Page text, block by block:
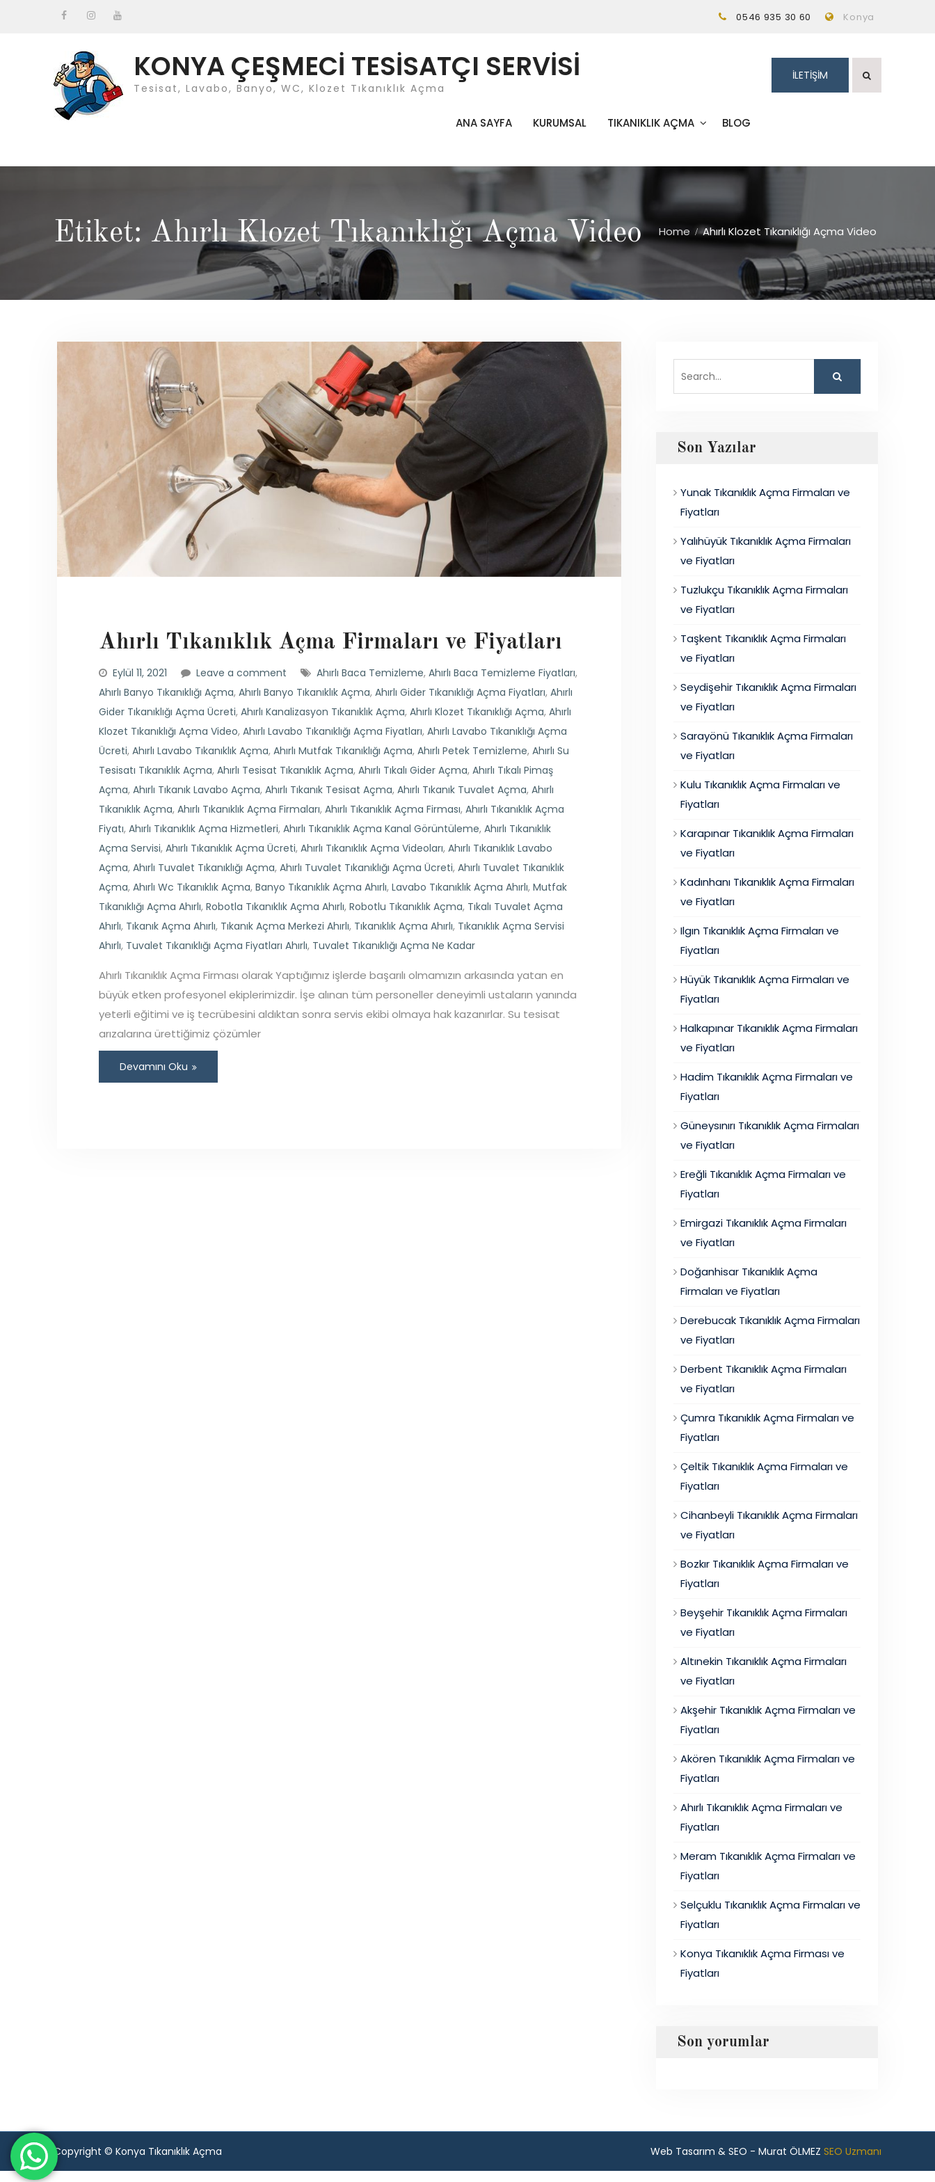
0546 935 30 60 Konya
KONYA ÇEŞMECİ TESİSATÇI SERVİSİ
Tesisat, Lavabo, Banyo, WC, Klozet Tıkanıklık Açma
İLETİŞİM
ANA SAYFA KURUMSAL TIKANIKLIK AÇMA BLOG
Etiket: Ahırlı Klozet Tıkanıklığı Açma Video Home Ahırlı Klozet Tıkanıklığı Açma Video
Ahırlı Tıkanıklık Açma Firmaları ve Fiyatları
Eylül 11, 2021 Leave a comment Ahırlı Baca Temizleme, Ahırlı Baca Temizleme Fiyatları,
Ahırlı Banyo Tıkanıklığı Açma, Ahırlı Banyo Tıkanıklık Açma, Ahırlı Gider Tıkanıklığı Açma Fiyatları, Ahırlı
Gider Tıkanıklığı Açma Ücreti, Ahırlı Kanalizasyon Tıkanıklık Açma, Ahırlı Klozet Tıkanıklığı Açma, Ahırlı
Klozet Tıkanıklığı Açma Video, Ahırlı Lavabo Tıkanıklığı Açma Fiyatları, Ahırlı Lavabo Tıkanıklığı Açma
Ücreti, Ahırlı Lavabo Tıkanıklık Açma, Ahırlı Mutfak Tıkanıklığı Açma, Ahırlı Petek Temizleme, Ahırlı Su
Tesisatı Tıkanıklık Açma, Ahırlı Tesisat Tıkanıklık Açma, Ahırlı Tıkalı Gider Açma, Ahırlı Tıkalı Pimaş
Açma, Ahırlı Tıkanık Lavabo Açma, Ahırlı Tıkanık Tesisat Açma, Ahırlı Tıkanık Tuvalet Açma, Ahırlı
Tıkanıklık Açma, Ahırlı Tıkanıklık Açma Firmaları, Ahırlı Tıkanıklık Açma Firması, Ahırlı Tıkanıklık Açma
Fiyatı, Ahırlı Tıkanıklık Açma Hizmetleri, Ahırlı Tıkanıklık Açma Kanal Görüntüleme, Ahırlı Tıkanıklık
Açma Servisi, Ahırlı Tıkanıklık Açma Ücreti, Ahırlı Tıkanıklık Açma Videoları, Ahırlı Tıkanıklık Lavabo
Açma, Ahırlı Tuvalet Tıkanıklığı Açma, Ahırlı Tuvalet Tıkanıklığı Açma Ücreti, Ahırlı Tuvalet Tıkanıklık
Açma, Ahırlı Wc Tıkanıklık Açma, Banyo Tıkanıklık Açma Ahırlı, Lavabo Tıkanıklık Açma Ahırlı, Mutfak
Tıkanıklığı Açma Ahırlı, Robotla Tıkanıklık Açma Ahırlı, Robotlu Tıkanıklık Açma, Tıkalı Tuvalet Açma
Ahırlı, Tıkanık Açma Ahırlı, Tıkanık Açma Merkezi Ahırlı, Tıkanıklık Açma Ahırlı, Tıkanıklık Açma Servisi
Ahırlı, Tuvalet Tıkanıklığı Açma Fiyatları Ahırlı, Tuvalet Tıkanıklığı Açma Ne Kadar
Ahırlı Tıkanıklık Açma Firması olarak Yaptığımız işlerde başarılı olmamızın arkasında yatan en
büyük etken profesyonel ekiplerimizdir. İşe alınan tüm personeller deneyimli ustaların yanında
yeterli eğitimi ve iş tecrübesini aldıktan sonra servis ekibi olmaya hak kazanırlar. Su tesisat
arızalarına ürettiğimiz çözümler
Devamını Oku
Son Yazılar
Yunak Tıkanıklık Açma Firmaları ve
Fiyatları
Yalıhüyük Tıkanıklık Açma Firmaları
ve Fiyatları
Tuzlukçu Tıkanıklık Açma Firmaları
ve Fiyatları
Taşkent Tıkanıklık Açma Firmaları
ve Fiyatları
Seydişehir Tıkanıklık Açma Firmaları
ve Fiyatları
Sarayönü Tıkanıklık Açma Firmaları
ve Fiyatları
Kulu Tıkanıklık Açma Firmaları ve
Fiyatları
Karapınar Tıkanıklık Açma Firmaları
ve Fiyatları
Kadınhanı Tıkanıklık Açma Firmaları
ve Fiyatları
Ilgın Tıkanıklık Açma Firmaları ve
Fiyatları
Hüyük Tıkanıklık Açma Firmaları ve
Fiyatları
Halkapınar Tıkanıklık Açma Firmaları
ve Fiyatları
Hadim Tıkanıklık Açma Firmaları ve
Fiyatları
Güneysınırı Tıkanıklık Açma Firmaları
ve Fiyatları
Ereğli Tıkanıklık Açma Firmaları ve
Fiyatları
Emirgazi Tıkanıklık Açma Firmaları
ve Fiyatları
Doğanhisar Tıkanıklık Açma
Firmaları ve Fiyatları
Derebucak Tıkanıklık Açma Firmaları
ve Fiyatları
Derbent Tıkanıklık Açma Firmaları
ve Fiyatları
Çumra Tıkanıklık Açma Firmaları ve
Fiyatları
Çeltik Tıkanıklık Açma Firmaları ve
Fiyatları
Cihanbeyli Tıkanıklık Açma Firmaları
ve Fiyatları
Bozkır Tıkanıklık Açma Firmaları ve
Fiyatları
Beyşehir Tıkanıklık Açma Firmaları
ve Fiyatları
Altınekin Tıkanıklık Açma Firmaları
ve Fiyatları
Akşehir Tıkanıklık Açma Firmaları ve
Fiyatları
Akören Tıkanıklık Açma Firmaları ve
Fiyatları
Ahırlı Tıkanıklık Açma Firmaları ve
Fiyatları
Meram Tıkanıklık Açma Firmaları ve
Fiyatları
Selçuklu Tıkanıklık Açma Firmaları ve
Fiyatları
Konya Tıkanıklık Açma Firması ve
Fiyatları
Son yorumlar
Copyright © Konya Tıkanıklık Açma Web Tasarım & SEO - Murat ÖLMEZ SEO Uzmanı